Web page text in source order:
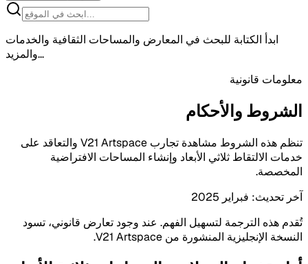
ابدأ الكتابة للبحث في المعارض والمساحات الثقافية والخدمات
والمزيد...
معلومات قانونية
الشروط والأحكام
تنظم هذه الشروط مشاهدة تجارب V21 Artspace والتعاقد على
خدمات الالتقاط ثلاثي الأبعاد وإنشاء المساحات الافتراضية
المخصصة.
آخر تحديث: فبراير 2025
تُقدم هذه الترجمة لتسهيل الفهم. عند وجود تعارض قانوني، تسود
النسخة الإنجليزية المنشورة من V21 Artspace.